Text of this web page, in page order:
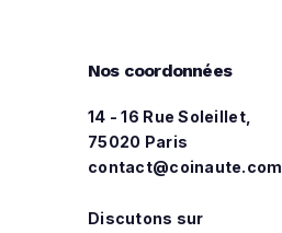
Nos coordonnées
14 - 16 Rue Soleillet,
75020 Paris
contact@coinaute.com
Discutons sur